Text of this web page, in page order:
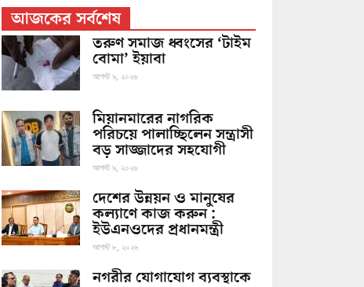
আজকের সর্বশেষ
তরুণ সমাজ ধ্বংসের ‘টাইম
বোমা’ ইয়াবা
আগস্ট ৯, ২০২৬
মিয়ানমারের নাগরিক
পরিচয়ে পালাচ্ছিলেন সন্ত্রাসী
বড় সাজ্জাদের সহযোগী
আগস্ট ৯, ২০২৬
দেশের উন্নয়ন ও মানুষের
কল্যাণে কাজ করুন :
ইউএনওদের প্রধানমন্ত্রী
আগস্ট ৮, ২০২৬
নগরীর যোগাযোগ ব্যবস্থাকে